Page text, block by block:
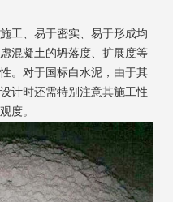
、易于密实、易于形成均
混凝土的坍落度、扩展度等
。对于国标白水泥，由于其
计时还需特别注意其施工性
度。